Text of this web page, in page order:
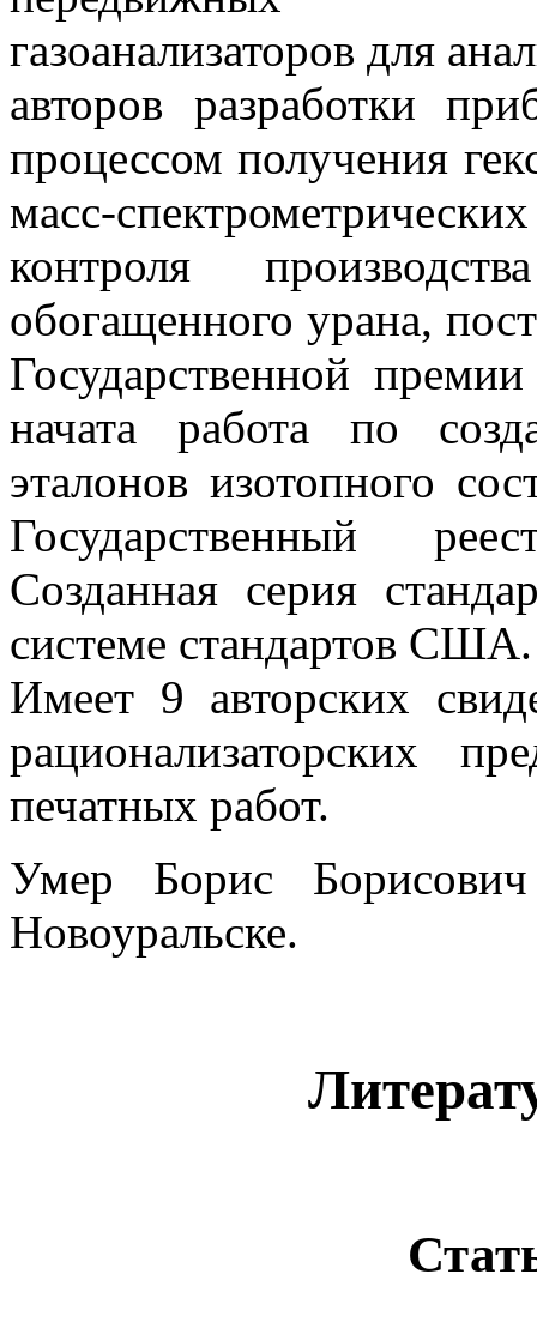
газоанализаторов для
авторов разработки
процессом получения
масс-
контроля
обогащенного урана,
Государственной
начата работа по
эталонов изотопного
Государственный
Созданная серия
системе стандартов
Имеет 9 авторских
рационализаторских
печатных работ.
Умер Борис
Новоуральске.